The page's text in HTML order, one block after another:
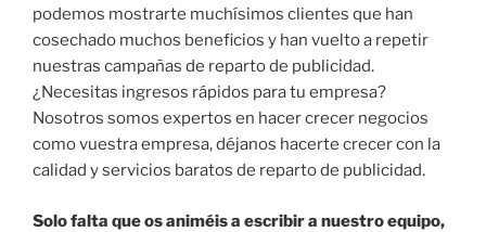
podemos mostrarte muchísimos clientes que han
cosechado muchos beneficios y han vuelto a repetir
nuestras campañas de reparto de publicidad.
¿Necesitas ingresos rápidos para tu empresa?
Nosotros somos expertos en hacer crecer negocios
como vuestra empresa, déjanos hacerte crecer con la
calidad y servicios baratos de reparto de publicidad.
Solo falta que os animéis a escribir a nuestro equipo,